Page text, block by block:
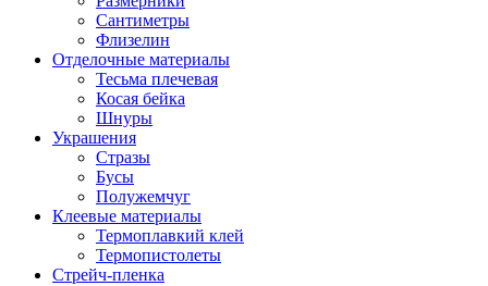
Сантиметры
Флизелин
Отделочные материалы
Тесьма плечевая
Косая бейка
Шнуры
Украшения
Стразы
Бусы
Полужемчуг
Клеевые материалы
Термоплавкий клей
Термопистолеты
Стрейч-пленка